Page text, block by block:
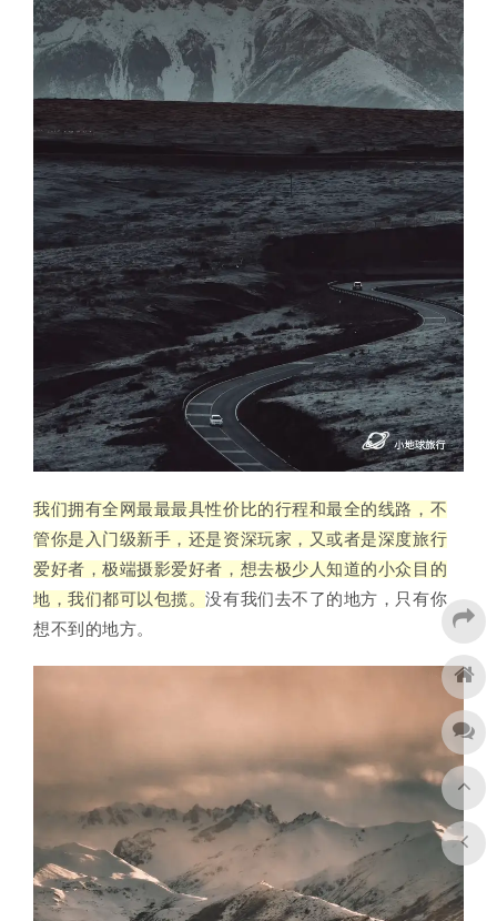
我们拥有全网最最最具性价比的行程和最全的线路，不
管你是入门级新手，还是资深玩家，又或者是深度旅行
爱好者，极端摄影爱好者，想去极少人知道的小众目的
地，我们都可以包揽。没有我们去不了的地方，只有你
想不到的地方。